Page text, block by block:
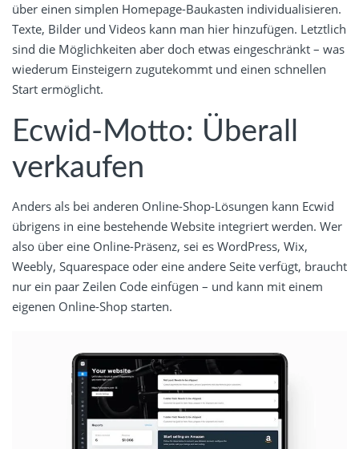
über einen simplen Homepage-Baukasten individualisieren.
Texte, Bilder und Videos kann man hier hinzufügen. Letztlich
sind die Möglichkeiten aber doch etwas eingeschränkt – was
wiederum Einsteigern zugutekommt und einen schnellen
Start ermöglicht.
Ecwid-Motto: Überall
verkaufen
Anders als bei anderen Online-Shop-Lösungen kann Ecwid
übrigens in eine bestehende Website integriert werden. Wer
also über eine Online-Präsenz, sei es WordPress, Wix,
Weebly, Squarespace oder eine andere Seite verfügt, braucht
nur ein paar Zeilen Code einfügen – und kann mit einem
eigenen Online-Shop starten.